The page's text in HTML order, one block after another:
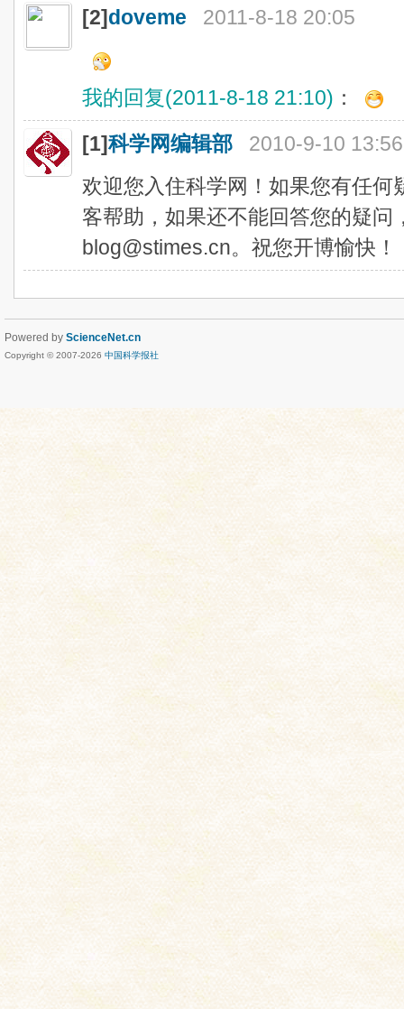
[2]doveme 2011-8-18 20:05
我的回复(2011-8-18 21:10) ：
[1]科学网编辑部
2010-9-10 13:56
欢迎您入住科学网！如果您有任
客帮助，如果还不能回答您的疑问
blog@stimes.cn。祝您开博愉快！
Powered by ScienceNet.cn
Copyright © 2007-2026 中国科学报社